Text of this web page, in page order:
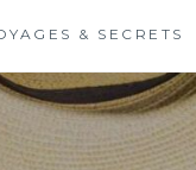
& SECRETS